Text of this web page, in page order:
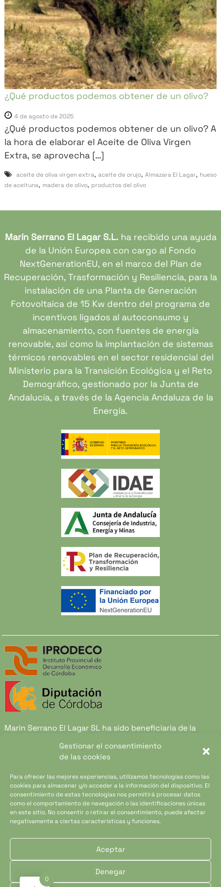
Gestionar el consentimiento
de las cookies
Para ofrecer las mejores experiencias, utilizamos tecnologías como las
cookies para almacenar y/o acceder a la información del dispositivo. El
consentimiento de estas tecnologías nos permitirá procesar datos
como el comportamiento de navegación o las identificaciones únicas
en este sitio. No consentir o retirar el consentimiento, puede afectar
negativamente a ciertas características y funciones.
Aceptar
Denegar
a
r
"
¿Qué productos podemos obtener de un olivo?
4 de agosto de 2025
¿Qué productos podemos obtener de un olivo? A
la hora de elaborar el Aceite de Oliva Virgen
Extra, se aprovecha […]
aceite de oliva virgen extra, aceite de orujo, Almazara El Lagar, hueso
de aceituna, madera de olivo, productos del olivo
Marín Serrano El Lagar S.L.ha recibido una ayuda
de la Unión Europea con cargo al Fondo
NextGenerationEU, en el marco del Plan de
Recuperación, Trasformación y Resiliencia, para la
instalación de una Planta de Generación
Fotovoltaica de 15 Kw dentro del programa de
incentivos ligados al autoconsumo y
almacenamiento, con fuentes de energía
renovable, así como la implantación de sistemas
térmicos renovables en el sector residencial del
Ministerio para la Transición Ecológica y el Reto
Demográfico, gestionado por la Junta de
Andalucía, a través de la Agencia Andaluza de la
Energía.
Marín Serrano El Lagar SL ha sido beneficiaria de la
Provincia de Córdoba 2021 y 2022.Financiado por el
Instituto Provincial de Desarrollo Económico de
Córdoba y por Diputación de Córdoba. Gracias a esta
ayuda Marín Serrano El Lagar SL. Ha podido desarrollar
su nueva página web y ha podido crear herramientas de
marketing para hacerla llegar a un público más amplio.
Copyright © 2025 Almazara Marín Todos los derechos
reservados.
0